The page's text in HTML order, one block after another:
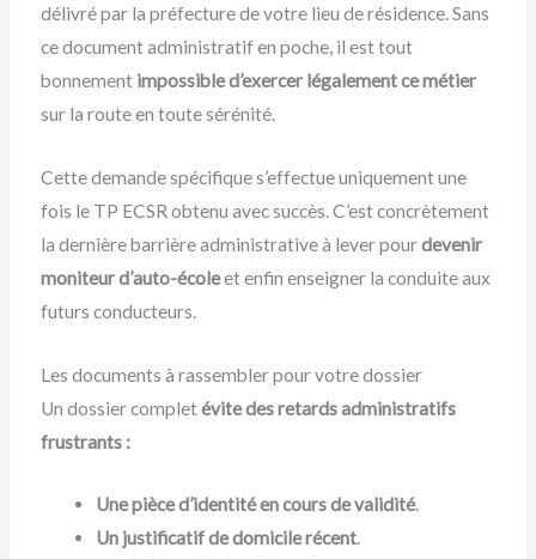
délivré par la préfecture de votre lieu de résidence. Sans
ce document administratif en poche, il est tout
bonnement impossible d’exercer légalement ce métier
sur la route en toute sérénité.
Cette demande spécifique s’effectue uniquement une
fois le TP ECSR obtenu avec succès. C’est concrètement
la dernière barrière administrative à lever pourdevenir
moniteur d’auto-écoleet enfin enseigner la conduite aux
futurs conducteurs.
Les documents à rassembler pour votre dossier
Un dossier completévite des retards administratifs
frustrants :
Une pièce d’identité en cours de validité.
Un justificatif de domicile récent.